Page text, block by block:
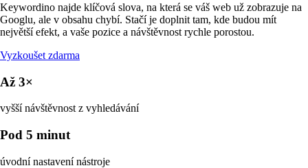
Keywordino najde klíčová slova, na která se váš web už zobrazuje na
Googlu, ale v obsahu chybí. Stačí je doplnit tam, kde budou mít
největší efekt, a vaše pozice a návštěvnost rychle porostou.
Vyzkoušet zdarma
Až 3×
vyšší návštěvnost z vyhledávání
Pod 5 minut
úvodní nastavení nástroje